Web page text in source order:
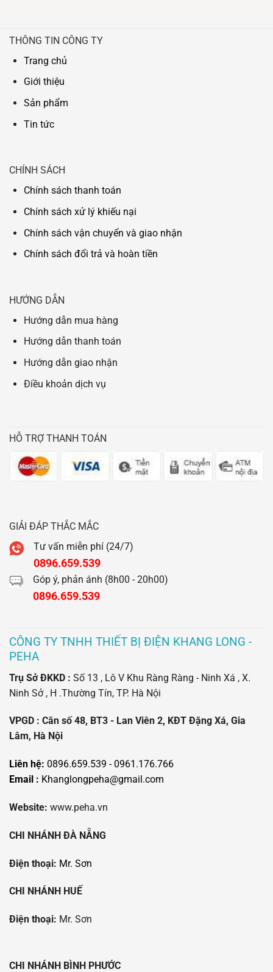
THÔNG TIN CÔNG TY
Trang chủ
Giới thiệu
Sản phẩm
Tin tức
CHÍNH SÁCH
Chính sách thanh toán
Chính sách xử lý khiếu nại
Chính sách vận chuyển và giao nhận
Chính sách đổi trả và hoàn tiền
HƯỚNG DẪN
Hướng dẫn mua hàng
Hướng dẫn thanh toán
Hướng dẫn giao nhận
Điều khoản dịch vụ
HỖ TRỢ THANH TOÁN
GIẢI ĐÁP THẮC MẮC
Tư vấn miễn phí (24/7)
0896.659.539
Góp ý, phản ánh (8h00 - 20h00)
0896.659.539
CÔNG TY TNHH THIẾT BỊ ĐIỆN KHANG LONG -
PEHA
Trụ Sở ĐKKD : Số 13 , Lô V Khu Ràng Ràng - Ninh Xá , X.
Ninh Sở , H .Thường Tín, TP. Hà Nội
VPGD : Căn số 48, BT3 - Lan Viên 2, KĐT Đặng Xá, Gia
Lâm, Hà Nội
Liên hệ: 0896.659.539 - 0961.176.766
Email : Khanglongpeha@gmail.com
Website: www.peha.vn
CHI NHÁNH ĐÀ NẴNG
Điện thoại: Mr. Sơn
CHI NHÁNH HUẾ
Điện thoại: Mr. Sơn
CHI NHÁNH BÌNH PHƯỚC